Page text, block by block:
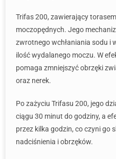
Trifas 200, zawierający
moczopędnych. Jego
zwrotnego wchłaniania sodu i
ilość wydalanego moczu. W
pomaga zmniejszyć obrzęki
oraz nerek.
Po zażyciu Trifasu 200, jego
ciągu 30 minut do godziny, a
przez kilka godzin, co czyni go
nadciśnienia i obrzęków.